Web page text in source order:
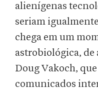
alienígenas
seriam
chega em um
astrobiológica, de
Doug Vakoch,
comunicados